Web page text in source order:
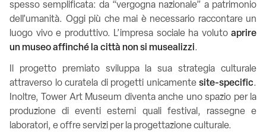
spesso semplificata: da “vergogna nazionale” a patrimonio
dell’umanità. Oggi più che mai è necessario raccontare un
luogo vivo e produttivo. L’impresa sociale ha voluto aprire
un museo affinché la città non si musealizzi.
Il progetto premiato sviluppa la sua strategia culturale
attraverso lo curatela di progetti unicamente site-specific.
Inoltre, Tower Art Museum diventa anche uno spazio per la
produzione di eventi esterni quali festival, rassegne e
laboratori, e offre servizi per la progettazione culturale.